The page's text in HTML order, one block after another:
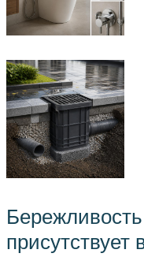
присутствует